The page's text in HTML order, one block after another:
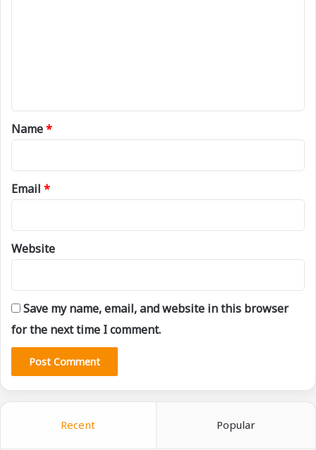
*
Name*
Email *
Website
Save my name, email, and website in this browser
for the next time I comment.
Recent Popular